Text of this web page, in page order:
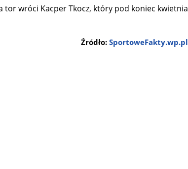
tor wróci Kacper Tkocz, który pod koniec kwietnia
Źródło: SportoweFakty.wp.pl